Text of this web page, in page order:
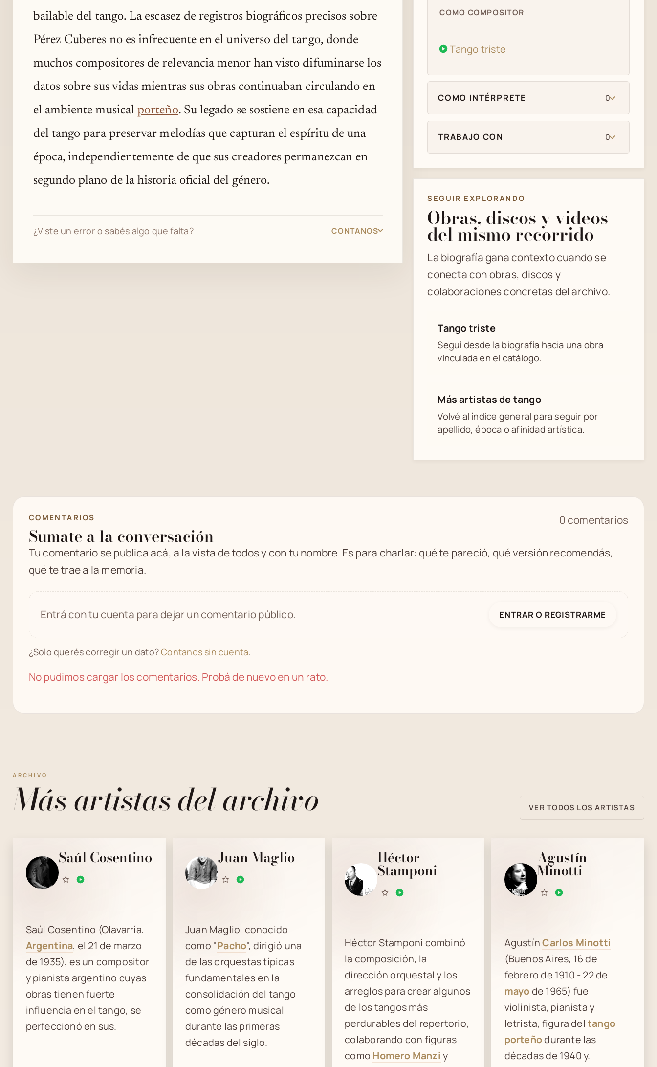
bailable del tango. La escasez de registros biográficos precisos sobre
Pérez Cuberes no es infrecuente en el universo del tango, donde
muchos compositores de relevancia menor han visto difuminarse los
datos sobre sus vidas mientras sus obras continuaban circulando en
el ambiente musicalporteño. Su legado se sostiene en esa capacidad
del tango para preservar melodías que capturan el espíritu de una
época, independientemente de que sus creadores permanezcan en
segundo plano de la historia oficial del género.
¿Viste un error o sabés algo que falta? CONTANOS
COMO COMPOSITOR
Tango triste
COMO INTÉRPRETE 0
TRABAJO CON 0
SEGUIR EXPLORANDO
Obras, discos y videos
del mismo recorrido
La biografía gana contexto cuando se
conecta con obras, discos y
colaboraciones concretas del archivo.
Tango triste
Seguí desde la biografía hacia una obra
vinculada en el catálogo.
Más artistas de tango
Volvé al índice general para seguir por
apellido, época o afinidad artística.
COMENTARIOS
Sumate a la conversación
0 comentarios
Tu comentario se publica acá, a la vista de todos y con tu nombre. Es para charlar: qué te pareció, qué versión recomendás,
qué te trae a la memoria.
Entrá con tu cuenta para dejar un comentario público. ENTRAR O REGISTRARME
¿Solo querés corregir un dato?Contanos sin cuenta.
No pudimos cargar los comentarios. Probá de nuevo en un rato.
ARCHIVO
Más artistas del archivo VER TODOS LOS ARTISTAS
Saúl Cosentino
Saúl Cosentino (Olavarría,
Argentina, el 21 de marzo
de 1935), es un compositor
y pianista argentino cuyas
obras tienen fuerte
influencia en el tango, se
perfeccionó en sus.
Juan Maglio
Juan Maglio, conocido
como "Pacho", dirigió una
de las orquestas típicas
fundamentales en la
consolidación del tango
como género musical
durante las primeras
décadas del siglo.
Héctor
Stamponi
Héctor Stamponi combinó
la composición, la
dirección orquestal y los
arreglos para crear algunos
de los tangos más
perdurables del repertorio,
colaborando con figuras
como Homero Manzi y
Agustín
Minotti
AgustínCarlos Minotti
(Buenos Aires, 16 de
febrero de 1910 - 22 de
mayode 1965) fue
violinista, pianista y
letrista, figura deltango
porteñodurante las
décadas de 1940 y.